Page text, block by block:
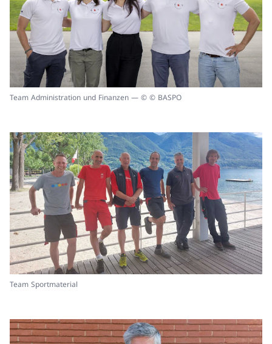
Team Administration und Finanzen — © © BASPO
Team Sportmaterial